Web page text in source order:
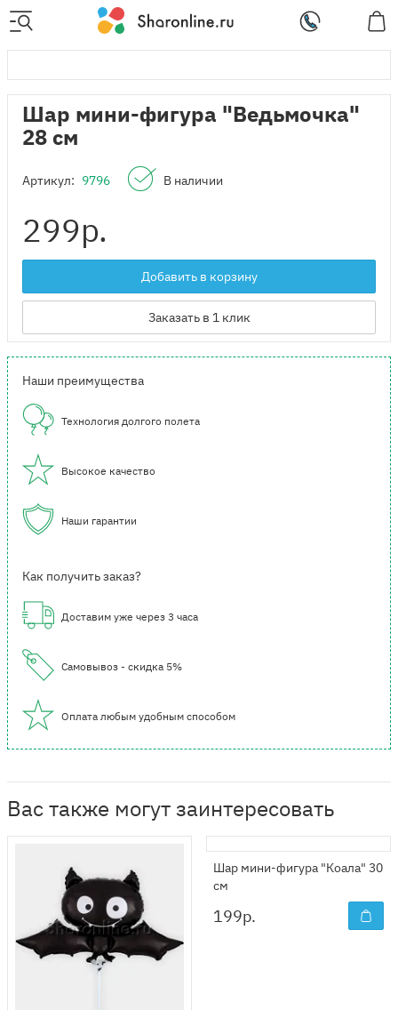
Шар мини-фигура "Ведьмочка"
28 см
Артикул: 9796 В наличии
299р.
Добавить в корзину
Заказать в 1 клик
Наши преимущества
Технология долгого полета
Высокое качество
Наши гарантии
Как получить заказ?
Доставим уже через 3 часа
Самовывоз - скидка 5%
Оплата любым удобным способом
Вас также могут заинтересовать
Шар мини-фигура "Коала" 30
см
199р.